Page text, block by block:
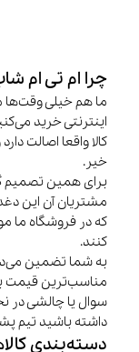
چرا ام تی ام
ما هم خیلی وقت‌ها
اینترنتی خرید
کالا واقعا اصالت
خیر.
برای همین تصمیم
مشتریان آن این
که در فروشگاه ما
کنند.
به شما تضمین
مناسب‌ترین قیمت
سوال یا چالشی در
داشته باشید تیم
دسته‌بندی